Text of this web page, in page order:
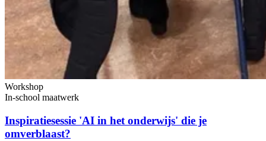
Workshop
In-school maatwerk
Inspiratiesessie 'AI in het onderwijs' die je
omverblaast?